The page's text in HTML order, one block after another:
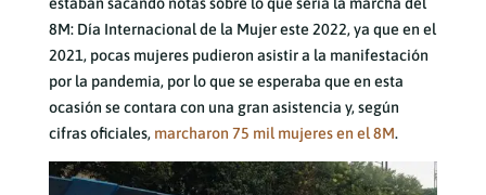
8M: Día Internacional de la Mujer este 2022, ya que en el
2021, pocas mujeres pudieron asistir a la manifestación
por la pandemia, por lo que se esperaba que en esta
ocasión se contara con una gran asistencia y, según
cifras oficiales, marcharon 75 mil mujeres en el 8M.